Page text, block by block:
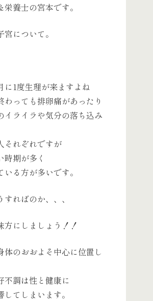
栄養士の宮本です。
宮について。
に1度生理が来ますよね
わっても排卵痛があったり
イライラや気分の落ち込み
それぞれですが
時期が多く
いる方が多いです。
すればのか、、、
方にしましょう！！
体のおおよそ中心に位置し
不調は性と健康に
してしまいます。